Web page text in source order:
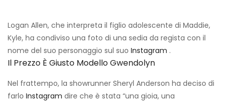
Logan Allen, che interpreta il figlio adolescente di Maddie,
Kyle, ha condiviso una foto di una sedia da regista con il
nome del suo personaggio sul suo Instagram .
Il Prezzo È Giusto Modello Gwendolyn
Nel frattempo, la showrunner Sheryl Anderson ha deciso di
farlo Instagram dire che è stata “una gioia, una